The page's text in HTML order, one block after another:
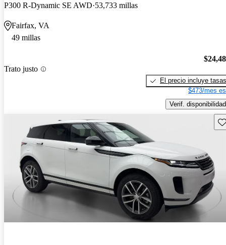
P300 R-Dynamic SE AWD 53,733 millas
Fairfax, VA
49 millas
Trato justo
El precio incluye tasas
$473/mes
Verif. disponibilidad